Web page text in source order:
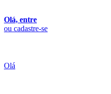
Olá, entre
ou cadastre-se
Olá